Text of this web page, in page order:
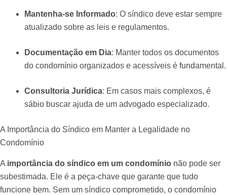
Mantenha-se Informado: O síndico deve estar sempre
atualizado sobre as leis e regulamentos.
Documentação em Dia: Manter todos os documentos
do condomínio organizados e acessíveis é fundamental.
Consultoria Jurídica: Em casos mais complexos, é
sábio buscar ajuda de um advogado especializado.
A Importância do Síndico em Manter a Legalidade no
Condomínio
A importância do síndico em um condomínio não pode ser
subestimada. Ele é a peça-chave que garante que tudo
funcione bem. Sem um síndico comprometido, o condomínio